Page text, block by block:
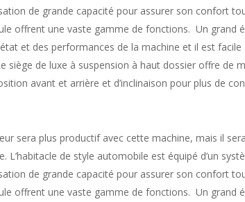
de grande capacité pour assurer son confort
offrent une vaste gamme de fonctions. Un grand
et des performances de la machine et il est facile
siège de luxe à suspension à haut dossier offre de
avant et arrière et d’inclinaison pour plus de
sera plus productif avec cette machine, mais il
L’habitacle de style automobile est équipé d’un
de grande capacité pour assurer son confort
offrent une vaste gamme de fonctions. Un grand